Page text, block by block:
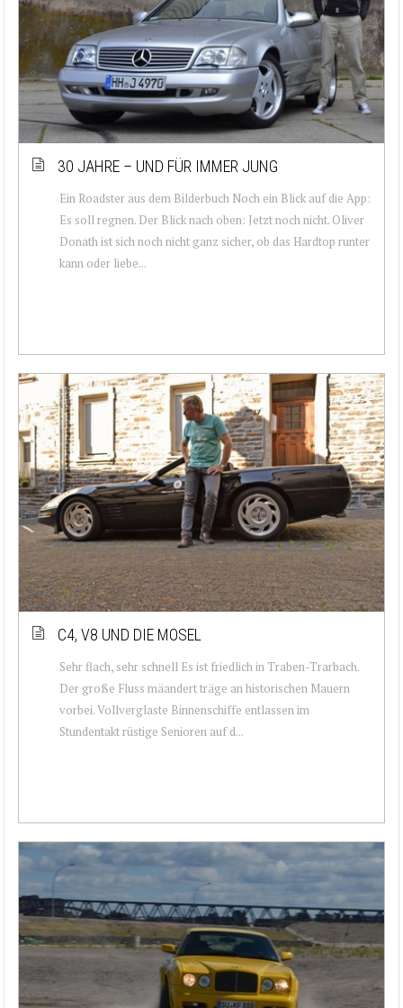
30 JAHRE – UND FÜR IMMER JUNG
Ein Roadster aus dem Bilderbuch Noch ein Blick auf die App:
Es soll regnen. Der Blick nach oben: Jetzt noch nicht. Oliver
Donath ist sich noch nicht ganz sicher, ob das Hardtop runter
kann oder liebe...
C4, V8 UND DIE MOSEL
Sehr flach, sehr schnell Es ist friedlich in Traben-Trarbach.
Der große Fluss mäandert träge an historischen Mauern
vorbei. Vollverglaste Binnenschiffe entlassen im
Stundentakt rüstige Senioren auf d...